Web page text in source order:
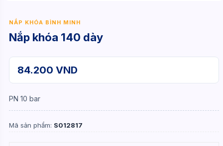
NẮP KHÓA BÌNH MINH
Nắp khóa 140 dày
84.200 VND
PN 10 bar
Mã sản phẩm: S012817